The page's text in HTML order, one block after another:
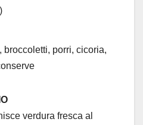
porri, cicoria,
verdura fresca al